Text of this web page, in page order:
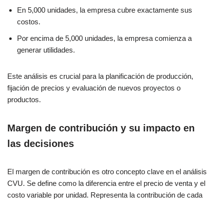
En 5,000 unidades, la empresa cubre exactamente sus
costos.
Por encima de 5,000 unidades, la empresa comienza a
generar utilidades.
Este análisis es crucial para la planificación de producción,
fijación de precios y evaluación de nuevos proyectos o
productos.
Margen de contribución y su impacto en
las decisiones
El margen de contribución es otro concepto clave en el análisis
CVU. Se define como la diferencia entre el precio de venta y el
costo variable por unidad. Representa la contribución de cada